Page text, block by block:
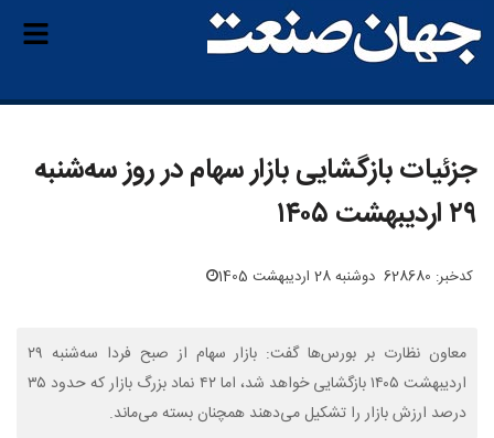
جزئیات بازگشایی بازار سهام در روز سه‌شنبه
۲۹ اردیبهشت ۱۴۰۵
کدخبر: 628680 دوشنبه 28 اردیبهشت 1405
معاون نظارت بر بورس‌ها گفت: بازار سهام از صبح فردا سه‌شنبه ۲۹
اردیبهشت ۱۴۰۵ بازگشایی خواهد شد، اما ۴۲ نماد بزرگ بازار که حدود ۳۵
درصد ارزش بازار را تشکیل می‌دهند همچنان بسته می‌ماند.